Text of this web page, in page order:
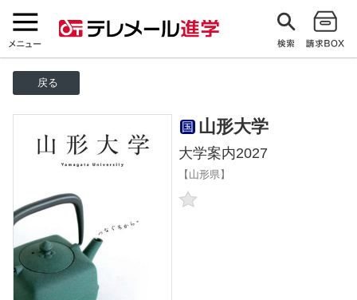
戻る
国 山形大学
大学案内2027
【山形県】